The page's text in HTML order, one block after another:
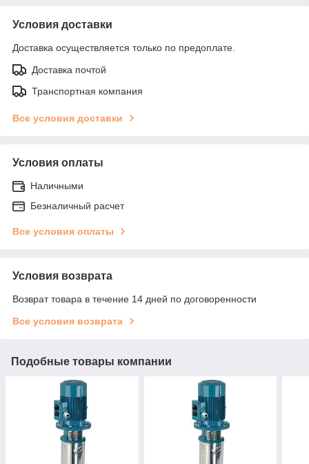
Условия доставки
Доставка осуществляется только по предоплате.
Доставка почтой
Транспортная компания
Все условия доставки
Условия оплаты
Наличными
Безналичный расчет
Все условия оплаты
Условия возврата
Возврат товара в течение 14 дней по договоренности
Все условия возврата
Подобные товары компании